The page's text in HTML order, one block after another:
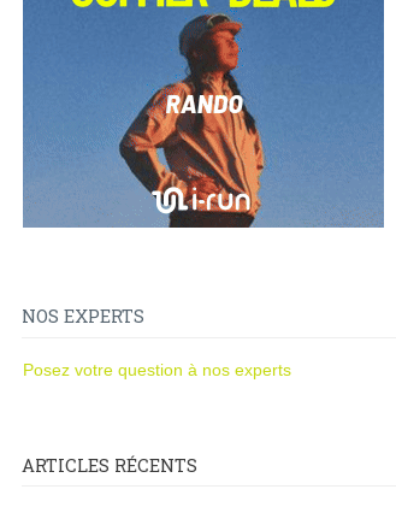
NOS EXPERTS
Posez votre question à nos experts
ARTICLES RÉCENTS